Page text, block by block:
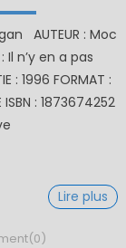
AUTEUR : Moc
Il n’y en a pas
: 1996 FORMAT :
ISBN : 1873674252
Lire plus